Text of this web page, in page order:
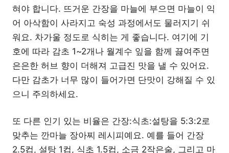
혀야 합니다. 뜨거운 간장을 마늘에 부으면 마늘이 익
어 아삭함이 사라지고 숙성 과정에서도 물러지기 쉬
워요. 차가울 정도로 식히는 게 좋습니다. 여기에 기
호에 따라 감초 1~2개나 월계수 잎을 함께 끓여주면
은은한 허브 향이 더해져 고급진 맛을 낼 수 있어요.
다만 감초가 너무 많이 들어가면 단맛이 강해질 수 있
으니 주의하세요.
또 다른 인기 있는 비율은 간장:식초:설탕을 5:3:2로
맞추는 깐마늘 장아찌 레시피예요. 예를 들어 간장
2.5컵, 설탕 1컵, 식초 1.5컵, 소금 2작은술, 그리고 마